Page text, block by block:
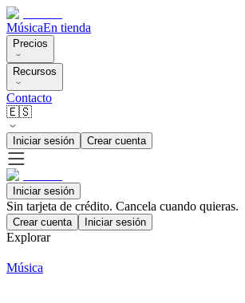
MúsicaEn tienda
Precios
Recursos
Contacto
🇪🇸
Iniciar sesión Crear cuenta
Iniciar sesión
Sin tarjeta de crédito. Cancela cuando quieras.
Crear cuenta Iniciar sesión
Explorar
Música